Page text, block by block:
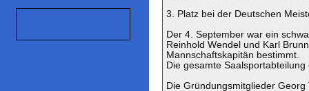
3. Platz bei der Deutschen
Der 4. September war ein
Reinhold Wendel und Karl
Mannschaftskapitän bestimmt.
Die gesamte
Die Gründungsmitglieder